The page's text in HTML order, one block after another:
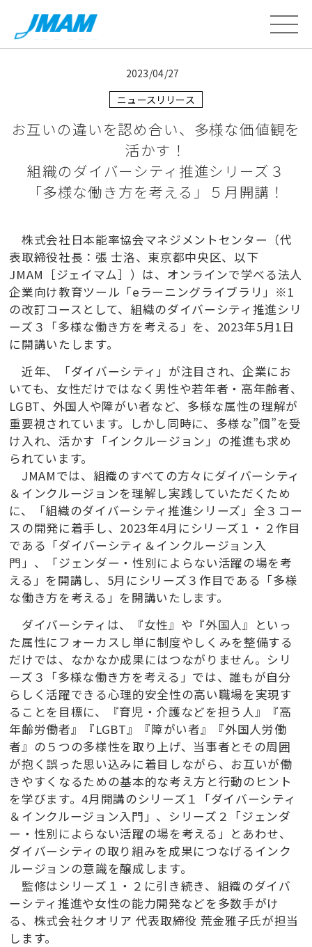
2023/04/27
ニュースリリース
お互いの違いを認め合い、多様な価値観を
活かす！
組織のダイバーシティ推進シリーズ３
「多様な働き方を考える」５月開講！
株式会社日本能率協会マネジメントセンター（代
表取締役社長：張 士洛、東京都中央区、以下
JMAM［ジェイマム］）は、オンラインで学べる法人
企業向け教育ツール「eラーニングライブラリ」※1
の改訂コースとして、組織のダイバーシティ推進シリ
ーズ３「多様な働き方を考える」を、2023年5月1日
に開講いたします。
近年、「ダイバーシティ」が注目され、企業にお
いても、女性だけではなく男性や若年者・高年齢者、
LGBT、外国人や障がい者など、多様な属性の理解が
重要視されています。しかし同時に、多様な”個”を受
け入れ、活かす「インクルージョン」の推進も求め
られています。
JMAMでは、組織のすべての方々にダイバーシティ
＆インクルージョンを理解し実践していただくため
に、「組織のダイバーシティ推進シリーズ」全３コー
スの開発に着手し、2023年4月にシリーズ１・２作目
である「ダイバーシティ＆インクルージョン入
門」、「ジェンダー・性別によらない活躍の場を考
える」を開講し、5月にシリーズ３作目である「多様
な働き方を考える」を開講いたします。
ダイバーシティは、『女性』や『外国人』といっ
た属性にフォーカスし単に制度やしくみを整備する
だけでは、なかなか成果にはつながりません。シリ
ーズ３「多様な働き方を考える」では、誰もが自分
らしく活躍できる心理的安全性の高い職場を実現す
ることを目標に、『育児・介護などを担う人』『高
年齢労働者』『LGBT』『障がい者』『外国人労働
者』の５つの多様性を取り上げ、当事者とその周囲
が抱く誤った思い込みに着目しながら、お互いが働
きやすくなるための基本的な考え方と行動のヒント
を学びます。4月開講のシリーズ１「ダイバーシティ
＆インクルージョン入門」、シリーズ２「ジェンダ
ー・性別によらない活躍の場を考える」とあわせ、
ダイバーシティの取り組みを成果につなげるインク
ルージョンの意識を醸成します。
監修はシリーズ１・２に引き続き、組織のダイバ
ーシティ推進や女性の能力開発などを多数手がけ
る、株式会社クオリア 代表取締役 荒金雅子氏が担当
します。